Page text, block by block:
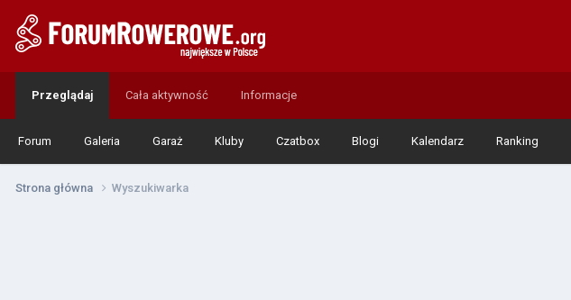
Przeglądaj
Forum Galeria Garaż Kluby Czatbox Blogi Kalendarz Ranking
Cała aktywność Informacje
Strona główna Wyszukiwarka